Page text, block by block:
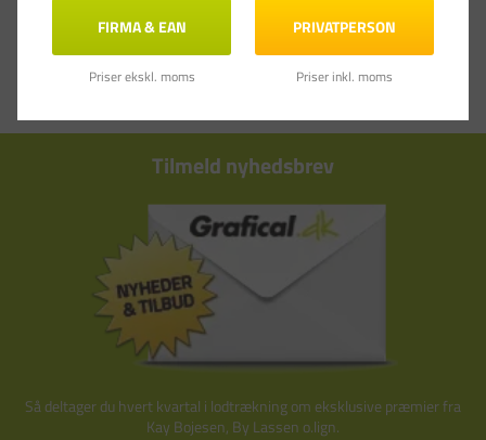
Tilmeld nyhedsbrev
Så deltager du hvert kvartal i lodtrækning om eksklusive præmier fra
Kay Bojesen, By Lassen o.lign.
FIRMA & EAN
Priser ekskl. moms
PRIVATPERSON
Priser inkl. moms